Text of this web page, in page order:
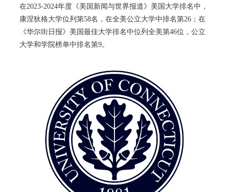
在2023-2024年度《美国新闻与世界报道》美国大学排名中，
康涅狄格大学位列第58名，在全美公立大学中排名第26；在
《华尔街日报》美国最佳大学排名中位列全美第46位，公立
大学和学院榜单中排名第9。